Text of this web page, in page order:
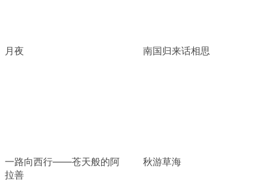
月夜 南国归来话相思
一路向西行——苍天般的阿
拉善
秋游草海